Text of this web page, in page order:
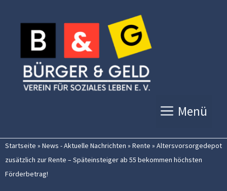
Inhalt
springen
Menü
Startseite » News - Aktuelle Nachrichten » Rente » Altersvorsorgedepot
zusätzlich zur Rente – Späteinsteiger ab 55 bekommen höchsten
Förderbetrag!